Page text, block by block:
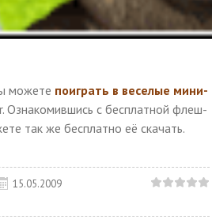
можете поиграть в веселые мини-
Ознакомившись с бесплатной флеш-
так же бесплатно её скачать.
15.05.2009